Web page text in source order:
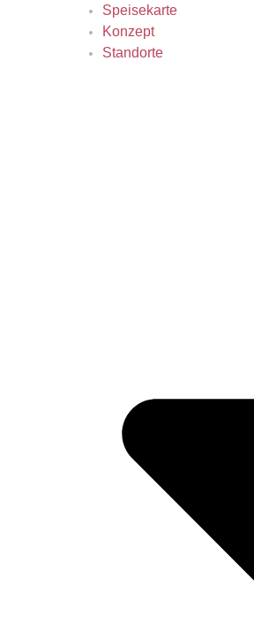
Speisekarte
Konzept
Standorte